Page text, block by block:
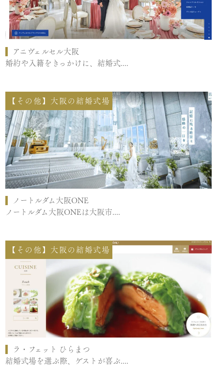
アニヴェルセル大阪
婚約や入籍をきっかけに、結婚式....
【その他】大阪の結婚式場
ノートルダム大阪ONE
ノートルダム大阪ONEは大阪市....
【その他】大阪の結婚式場
ラ・フェット ひらまつ
結婚式場を選ぶ際、ゲストが喜ぶ....